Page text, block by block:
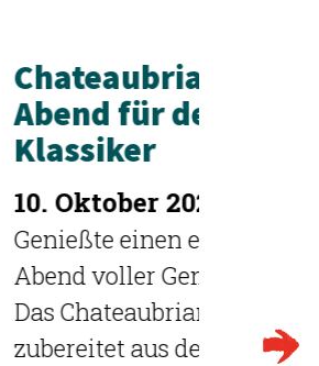
- ein
–
und Stil.
besten
des